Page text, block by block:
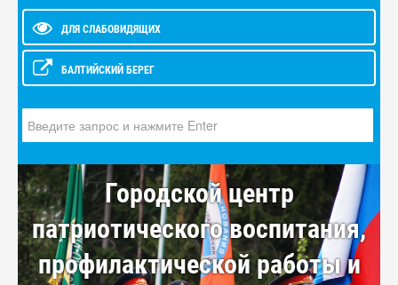
ДЛЯ СЛАБОВИДЯЩИХ
БАЛТИЙСКИЙ БЕРЕГ
Городской центр
патриотического воспитания,
профилактической работы и